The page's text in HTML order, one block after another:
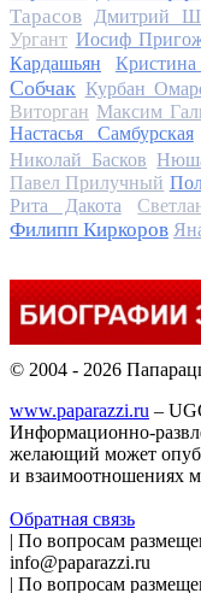
Тарасов
Дмитрий
Ургант Иосиф
Кардашьян
Собчак Курбан
Виторган Максим
Настасья Самбурская
Николай Басков
Павел Прилучный
Рита Дакота
Филипп Киркоров
© 2004 - 2026
www.paparazzi.ru –
Информационно-
желающий может
и взаимоотношениях
Обратная связь
| По вопросам
info@paparazzi.ru
| По вопросам